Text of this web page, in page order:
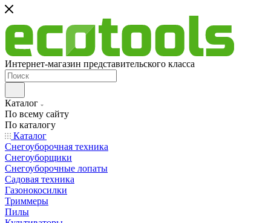
Интернет-магазин представительского класса
Каталог
По всему сайту
По каталогу
Каталог
Снегоуборочная техника
Снегоуборщики
Снегоуборочные лопаты
Садовая техника
Газонокосилки
Триммеры
Пилы